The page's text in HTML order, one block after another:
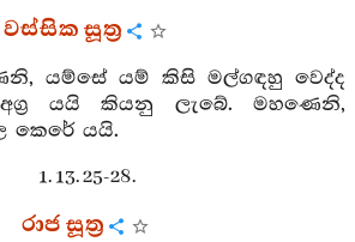
වස්සික සූත්‍ර
යම්සේ යම් කිසි මල්ගඳහු වෙද්ද
යයි කියනු ලැබේ. මහණෙනි,
කෙරේ යයි.
1. 13. 25-28.
රාජ සූත්‍ර